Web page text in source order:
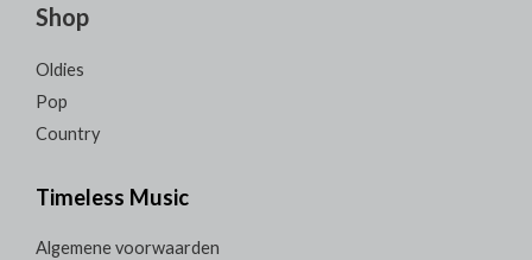
Shop
Oldies
Pop
Country
Timeless Music
Algemene voorwaarden